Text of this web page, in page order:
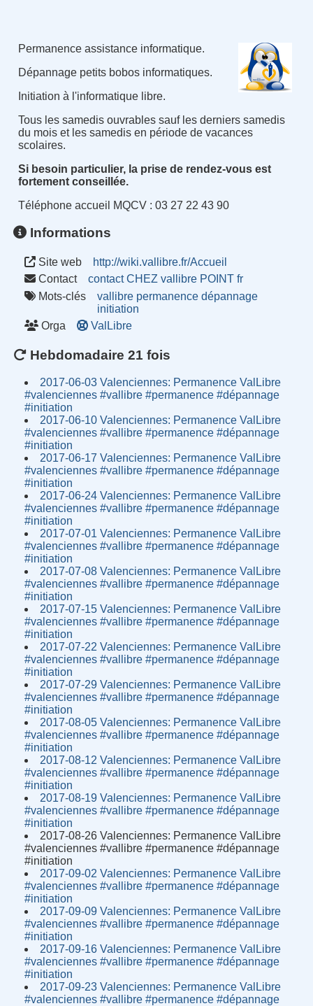
Permanence assistance informatique.
Dépannage petits bobos informatiques.
Initiation à l'informatique libre.
Tous les samedis ouvrables sauf les derniers samedis
du mois et les samedis en période de vacances
scolaires.
Si besoin particulier, la prise de rendez-vous est
fortement conseillée.
Téléphone accueil MQCV : 03 27 22 43 90
Informations
Site web
http://wiki.vallibre.fr/Accueil
Contact
contact CHEZ vallibre POINT fr
Mots-clés
vallibre permanence dépannage
initiation
Orga
ValLibre
Hebdomadaire 21 fois
2017-06-03 Valenciennes: Permanence ValLibre
#valenciennes #vallibre #permanence #dépannage
#initiation
2017-06-10 Valenciennes: Permanence ValLibre
#valenciennes #vallibre #permanence #dépannage
#initiation
2017-06-17 Valenciennes: Permanence ValLibre
#valenciennes #vallibre #permanence #dépannage
#initiation
2017-06-24 Valenciennes: Permanence ValLibre
#valenciennes #vallibre #permanence #dépannage
#initiation
2017-07-01 Valenciennes: Permanence ValLibre
#valenciennes #vallibre #permanence #dépannage
#initiation
2017-07-08 Valenciennes: Permanence ValLibre
#valenciennes #vallibre #permanence #dépannage
#initiation
2017-07-15 Valenciennes: Permanence ValLibre
#valenciennes #vallibre #permanence #dépannage
#initiation
2017-07-22 Valenciennes: Permanence ValLibre
#valenciennes #vallibre #permanence #dépannage
#initiation
2017-07-29 Valenciennes: Permanence ValLibre
#valenciennes #vallibre #permanence #dépannage
#initiation
2017-08-05 Valenciennes: Permanence ValLibre
#valenciennes #vallibre #permanence #dépannage
#initiation
2017-08-12 Valenciennes: Permanence ValLibre
#valenciennes #vallibre #permanence #dépannage
#initiation
2017-08-19 Valenciennes: Permanence ValLibre
#valenciennes #vallibre #permanence #dépannage
#initiation
2017-08-26 Valenciennes: Permanence ValLibre
#valenciennes #vallibre #permanence #dépannage
#initiation
2017-09-02 Valenciennes: Permanence ValLibre
#valenciennes #vallibre #permanence #dépannage
#initiation
2017-09-09 Valenciennes: Permanence ValLibre
#valenciennes #vallibre #permanence #dépannage
#initiation
2017-09-16 Valenciennes: Permanence ValLibre
#valenciennes #vallibre #permanence #dépannage
#initiation
2017-09-23 Valenciennes: Permanence ValLibre
#valenciennes #vallibre #permanence #dépannage